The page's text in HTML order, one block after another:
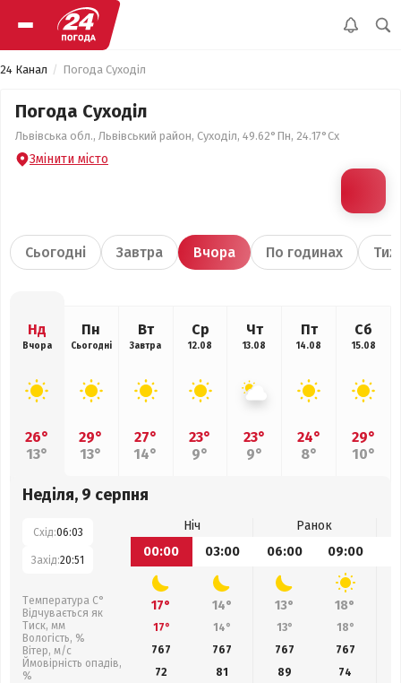
24 Канал Погода Суходіл
Погода Суходіл
Львівська обл., Львівський район, Суходіл, 49.62°Пн, 24.17°Сх
Змінити місто
Сьогодні Завтра Вчора По годинах
Нд
Вчора
26°
13°
Пн
Сьогодні
29°
13°
Вт
Завтра
27°
14°
Ср
12.08
23°
9°
Чт
13.08
23°
9°
Пт
14.08
24°
8°
Сб
15.08
29°
10°
Неділя, 9 серпня
Схід:06:03
Захід:20:51
Температура С°
Відчувається як
Тиск, мм
Вологість, %
Вітер, м/с
Ймовірність опадів,
%
Ніч
Ранок
00:00
03:00 06:00 09:00
17° 14° 13° 18°
17° 14° 13° 18°
767
767 767 767
72
81 89 74